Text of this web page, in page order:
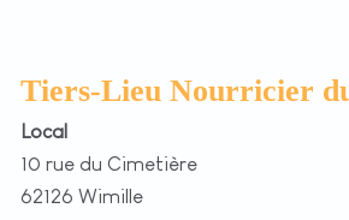
Tiers-Lieu Nourricier
Local
10 rue du Cimetière
62126 Wimille